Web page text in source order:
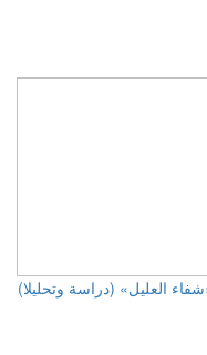
العليل» (دراسة وتحليلا)